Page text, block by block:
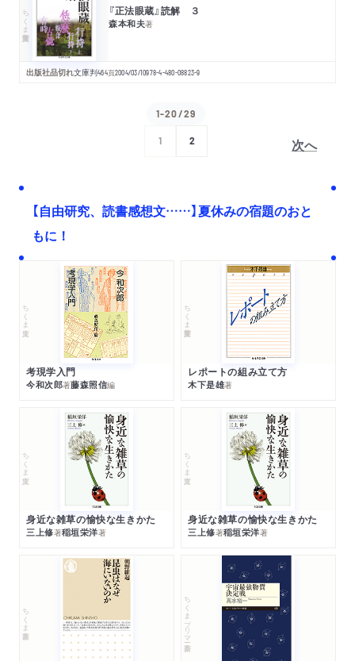
ちくま学芸文庫 『正法眼蔵』読解 ３
森本和夫著
出版社品切れ文庫判464頁2004/03/10978-4-480-08823-9
1-20/29
1 2 次へ
【自由研究、読書感想文……】夏休みの宿題のおと
もに！
ちくま文庫
考現学入門
今和次郎著藤森照信編
ちくま学芸文庫
レポートの組み立て方
木下是雄著
ちくま文庫
身近な雑草の愉快な生きかた
三上修著稲垣栄洋著
ちくま文庫
身近な雑草の愉快な生きかた
三上修著稲垣栄洋著
ちくま新書 ちくまプリマー新書